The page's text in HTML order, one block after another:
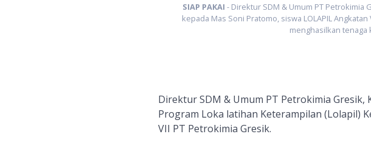
SIAP PAKAI - Direktur SDM & Umum PT
kepada Mas Soni Pratomo, siswa LOLAPIL
menghasilkan tenaga
Direktur SDM & Umum PT Petrokimia
Program Loka latihan Keterampilan (Lolapil)
VII PT Petrokimia Gresik.